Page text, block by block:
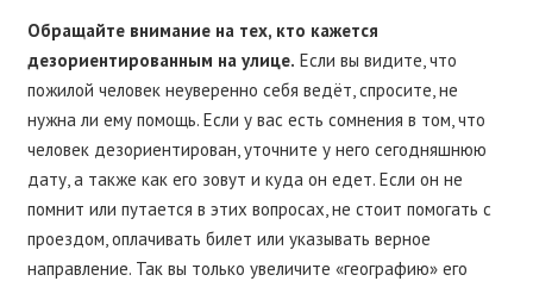
Обращайте внимание на тех, кто кажется
дезориентированным на улице. Если вы видите, что
пожилой человек неуверенно себя ведёт, спросите, не
нужна ли ему помощь. Если у вас есть сомнения в том, что
человек дезориентирован, уточните у него сегодняшнюю
дату, а также как его зовут и куда он едет. Если он не
помнит или путается в этих вопросах, не стоит помогать с
проездом, оплачивать билет или указывать верное
направление. Так вы только увеличите «географию» его